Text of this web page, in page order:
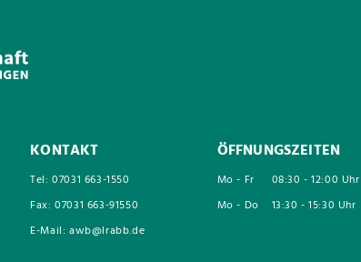
KONTAKT
Tel: 07031 663-1550
Fax: 07031 663-91550
E-Mail: awb@lrabb.de
ÖFFNUNGSZEITEN
Mo - Fr
08:30 - 12:00 Uhr
Mo - Do
13:30 - 15:30 Uhr